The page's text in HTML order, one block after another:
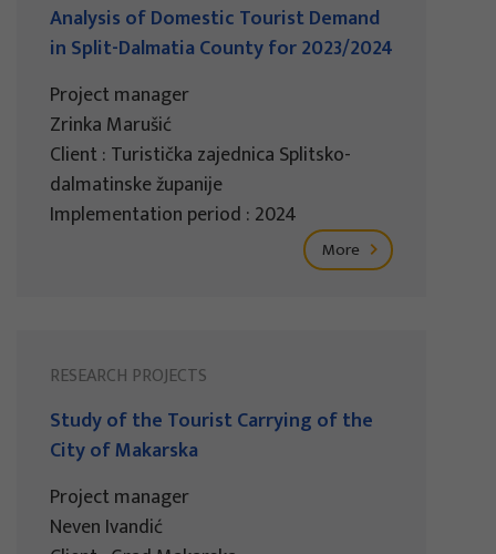
Analysis of Domestic Tourist Demand
in Split-Dalmatia County for 2023/2024
Project manager
Zrinka Marušić
Client : Turistička zajednica Splitsko-
dalmatinske županije
Implementation period : 2024
More
RESEARCH PROJECTS
Study of the Tourist Carrying of the
City of Makarska
Project manager
Neven Ivandić